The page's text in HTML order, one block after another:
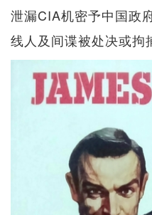
泄漏CIA机密予中国政
线人及间谍被处决或拘